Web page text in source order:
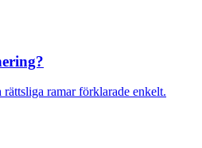
ramar förklarade enkelt.